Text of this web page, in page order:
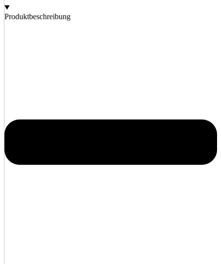
Produktbeschreibung